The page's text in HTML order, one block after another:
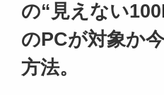
の“見えない
のPCが対象か
方法。